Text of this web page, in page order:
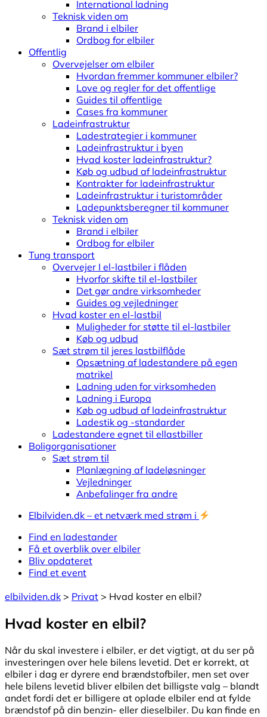
International ladning
Teknisk viden om
Brand i elbiler
Ordbog for elbiler
Offentlig
Overvejelser om elbiler
Hvordan fremmer kommuner elbiler?
Love og regler for det offentlige
Guides til offentlige
Cases fra kommuner
Ladeinfrastruktur
Ladestrategier i kommuner
Ladeinfrastruktur i byen
Hvad koster ladeinfrastruktur?
Køb og udbud af ladeinfrastruktur
Kontrakter for ladeinfrastruktur
Ladeinfrastruktur i turistområder
Ladepunktsberegner til kommuner
Teknisk viden om
Brand i elbiler
Ordbog for elbiler
Tung transport
Overvejer I el-lastbiler i flåden
Hvorfor skifte til el-lastbiler
Det gør andre virksomheder
Guides og vejledninger
Hvad koster en el-lastbil
Muligheder for støtte til el-lastbiler
Køb og udbud
Sæt strøm til jeres lastbilflåde
Opsætning af ladestandere på egen
matrikel
Ladning uden for virksomheden
Ladning i Europa
Køb og udbud af ladeinfrastruktur
Ladestik og -standarder
Ladestandere egnet til ellastbiller
Boligorganisationer
Sæt strøm til
Planlægning af ladeløsninger
Vejledninger
Anbefalinger fra andre
Elbilviden.dk – et netværk med strøm i
Find en ladestander
Få et overblik over elbiler
Bliv opdateret
Find et event
elbilviden.dk > Privat > Hvad koster en elbil?
Hvad koster en elbil?
Når du skal investere i elbiler, er det vigtigt, at du ser på
investeringen over hele bilens levetid. Det er korrekt, at
elbiler i dag er dyrere end brændstofbiler, men set over
hele bilens levetid bliver elbilen det billigste valg – blandt
andet fordi det er billigere at oplade elbiler end at fylde
brændstof på din benzin- eller dieselbiler. Du kan finde en